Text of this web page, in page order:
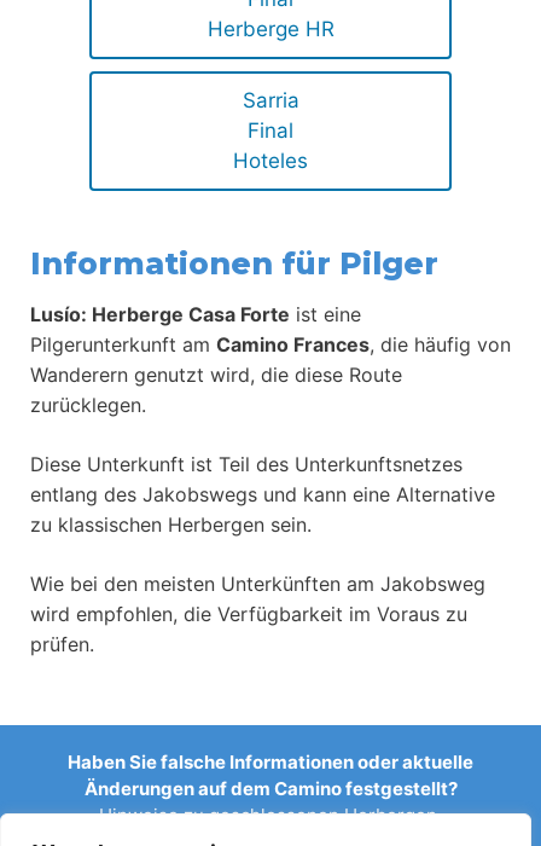
Herberge HR
Sarria
Final
Hoteles
Informationen für Pilger
Lusío: Herberge Casa Forte ist eine
Pilgerunterkunft am Camino Frances, die häufig von
Wanderern genutzt wird, die diese Route
zurücklegen.
Diese Unterkunft ist Teil des Unterkunftsnetzes
entlang des Jakobswegs und kann eine Alternative
zu klassischen Herbergen sein.
Wie bei den meisten Unterkünften am Jakobsweg
wird empfohlen, die Verfügbarkeit im Voraus zu
prüfen.
Haben Sie falsche Informationen oder aktuelle
Änderungen auf dem Camino festgestellt?
Hinweise zu geschlossenen Herbergen,